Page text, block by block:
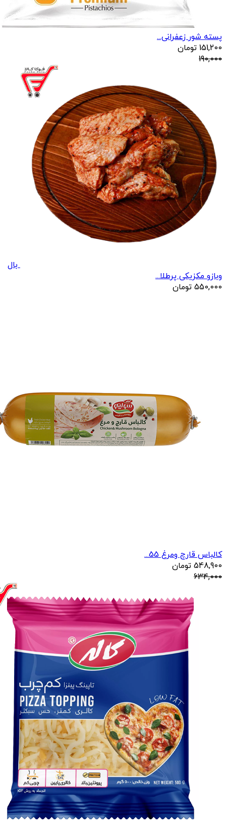
پسته شور زعفرانی...
151,200 تومان
190,000
بال
وبازو مکزیکی پرطلا...
550,000 تومان
کالباس قارچ ومرغ 55...
548,900 تومان
634,000